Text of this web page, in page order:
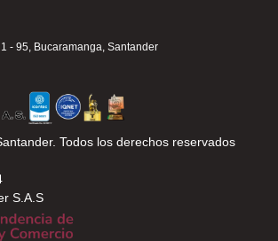
Todos los derechos reservados
S.A.S
- 95, Bucaramanga, Santander